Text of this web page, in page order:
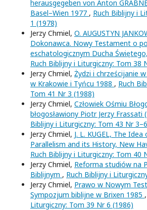
herausgegeben von Anton
Basel–Wien 1977 , Ruch Biblijny i
1 (1978)
Jerzy Chmiel, O. AUGUSTYN
Dokonawca. Nowy Testament o
eschatologicznym Ducha
Ruch Biblijny i Liturgiczny: Tom 38
Jerzy Chmiel, Żydzi i chrześcijanie
w Krakowie i Tyńcu 1988 , Ruch
Tom 41 Nr 3 (1988)
Jerzy Chmiel, Człowiek Ośmiu
błogosławiony Piotr Jerzy Frassati
Biblijny i Liturgiczny: Tom 43 Nr
Jerzy Chmiel, J. L. KUGEL, The
Parallelism and its History, New
Ruch Biblijny i Liturgiczny: Tom 40
Jerzy Chmiel, Reforma studiów na
Biblijnym , Ruch Biblijny i
Jerzy Chmiel, Prawo w Nowym
Sympozjum biblijne w Brixen 1985 ,
Liturgiczny: Tom 39 Nr 6 (1986)